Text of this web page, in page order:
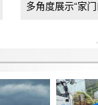
麟店看
意向金
漆，损坏
多角度展示“家门